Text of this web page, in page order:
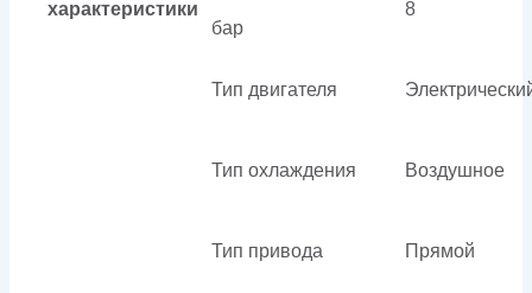
характеристики
бар
8
Тип двигателя
Тип охлаждения Воздушное
Тип привода Прямой